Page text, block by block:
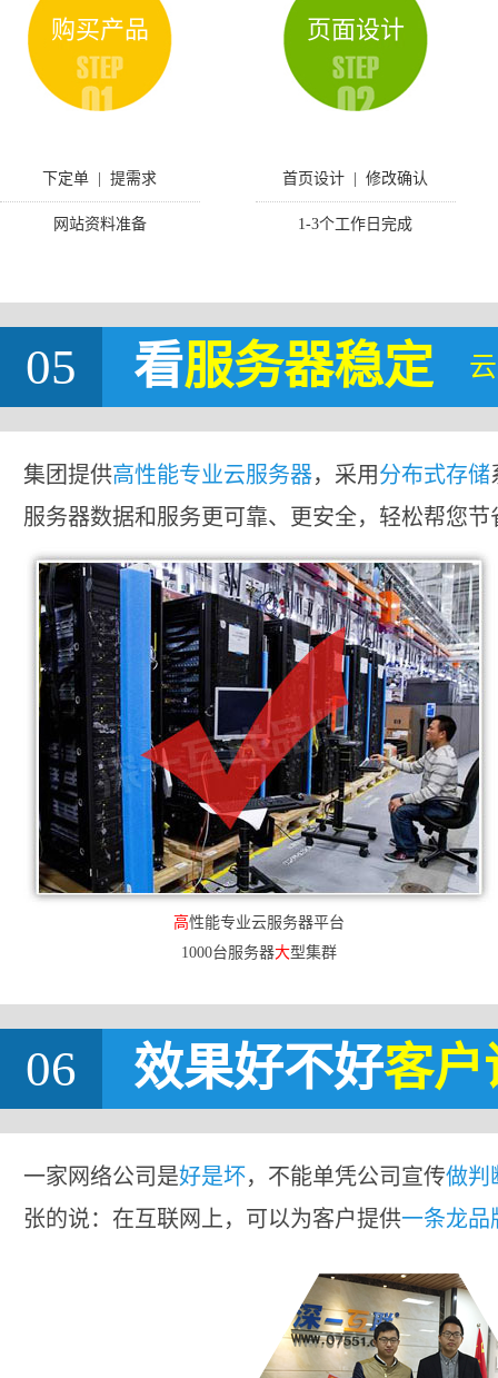
购买产品
下定单 | 提需求
网站资料准备
页面设计
首页设计 | 修改确认
1-3个工作日完成
05 看服务器稳定
集团提供高性能专业云服务器，采用分布式存储
服务器数据和服务更可靠、更安全，轻松帮您节
高性能专业云服务器平台
1000台服务器大型集群
06 效果好不好客户
一家网络公司是好是坏，不能单凭公司宣传做判
张的说：在互联网上，可以为客户提供一条龙品